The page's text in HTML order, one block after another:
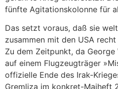
fünfte Agitationskolonne für
Das setzt voraus, daß sie
zusammen mit den USA
Zu dem Zeitpunkt, da George
auf einem Flugzeugträger
offizielle Ende des Irak-
Gremliza im konkret-Maiheft